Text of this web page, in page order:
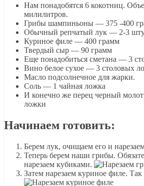
Нам понадобятся 6 кокотниц.
милилитров.
Грибы шампиньоны — 375 -400
Обычный репчатый лук — 2-3
Куриное филе — 400 грамм
Твердый сыр — 90 грамм
Еще понадобиться сметана — 3
Вино белое сухое — 3 столовых
Масло подсолнечное для жарки.
Соль — 1 чайная ложка
И конечно же перец черный
ложки
Начинаем готовить:
Берем лук, очищаем его и
Теперь берем наши грибы.
нарезаем кубиками.
Затем нарезаем куриное филе.